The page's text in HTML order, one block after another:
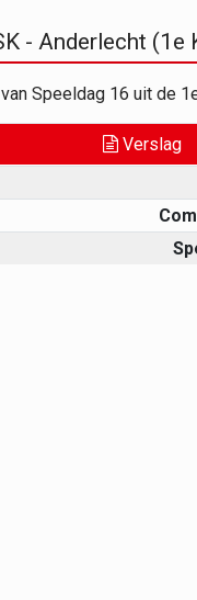
- Anderlecht
Speeldag 16 uit de
Verslag